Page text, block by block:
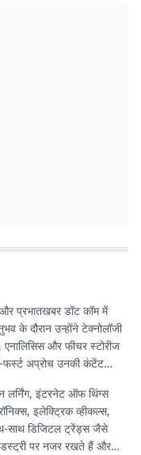
और प्रभातखबर डॉट कॉम में
के दौरान उन्होंने टेक्नोलॉजी
और फीचर स्टोरीज
फर्स्ट अप्रोच उनकी कंटेंट
लर्निंग, इंटरनेट ऑफ थिंग्स
इलेक्ट्रिक व्हीकल्स,
साथ डिजिटल ट्रेंड्स जैसे
पर नजर रखते हैं और